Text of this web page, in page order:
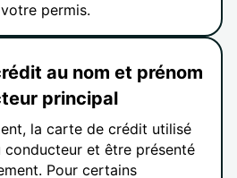
permis.
au nom et prénom
principal
la carte de crédit utilisé
et être présenté
Pour certains